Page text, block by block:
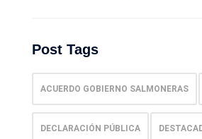
Post Tags
ACUERDO GOBIERNO SALMONERAS
DECLARACIÓN PÚBLICA